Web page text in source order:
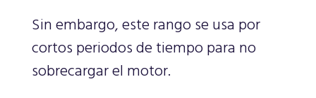
Sin embargo, este rango se usa por
cortos periodos de tiempo para no
sobrecargar el motor.